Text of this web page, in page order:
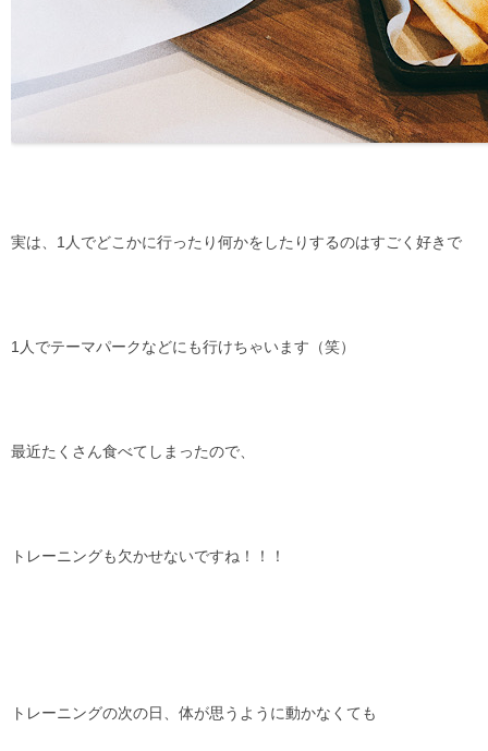
実は、1人でどこかに行ったり何かをしたりするのはすごく好きで
1人でテーマパークなどにも行けちゃいます（笑）
最近たくさん食べてしまったので、
トレーニングも欠かせないですね！！！
トレーニングの次の日、体が思うように動かなくても